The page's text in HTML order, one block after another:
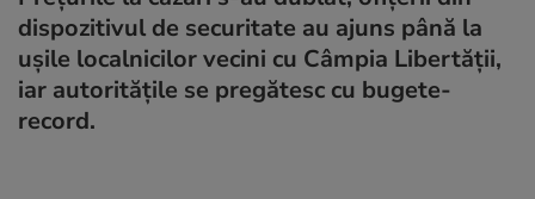
dispozitivul de securitate au ajuns până la
ușile localnicilor vecini cu Câmpia Libertății,
iar autoritățile se pregătesc cu bugete-
record.